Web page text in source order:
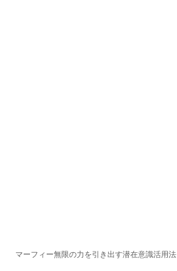
マーフィー無限の力を引き出す潜在意識活用法